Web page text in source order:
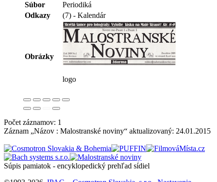
Súbor
Periodiká
Odkazy
(7) - Kalendár
Obrázky
logo
Počet záznamov: 1
Záznam „Názov : Malostranské noviny“ aktualizovaný: 24.01.2015
Súpis pamiatok - encyklopedický prehľad sídiel